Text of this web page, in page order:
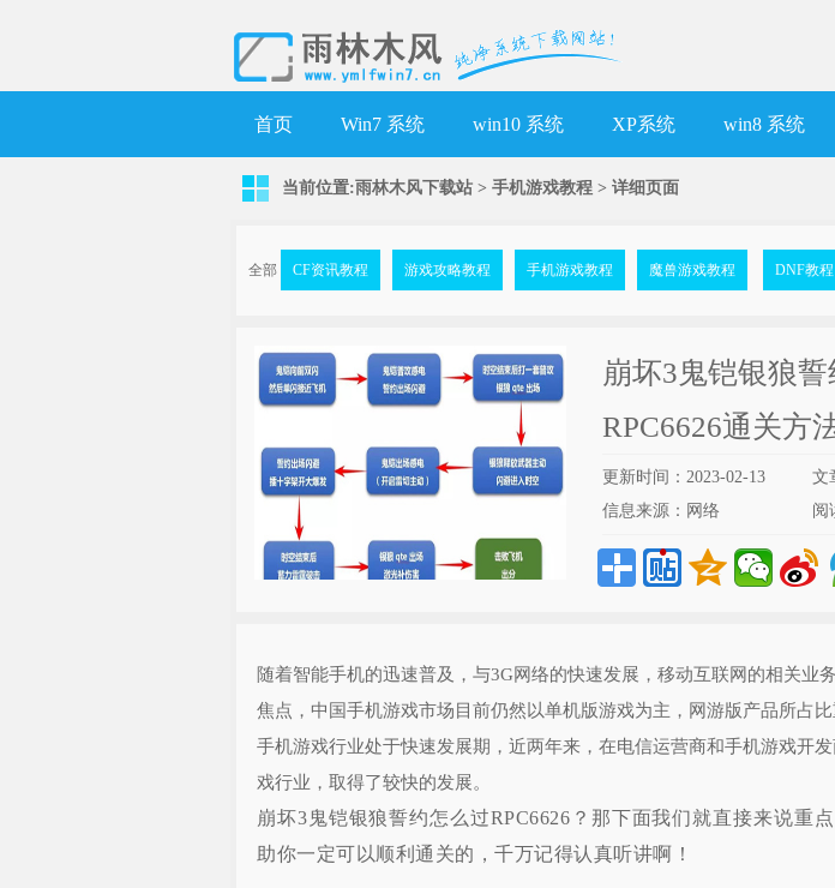
首页 Win7 系统 win10 系统 XP系统 win8 系统
当前位置:雨林木风下载站 > 手机游戏教程 > 详细页面
全部 CF资讯教程 游戏攻略教程 手机游戏教程 魔兽游戏教程 DNF教程
崩坏3鬼铠银狼
RPC6626通关方
更新时间：2023-02-13
文
信息来源：网络
阅
随着智能手机的迅速普及，与3G网络的快速发展，移动互联网的相关业
焦点，中国手机游戏市场目前仍然以单机版游戏为主，网游版产品所占
手机游戏行业处于快速发展期，近两年来，在电信运营商和手机游戏开
戏行业，取得了较快的发展。
崩坏3鬼铠银狼誓约怎么过RPC6626？那下面我们就直接来说重
助你一定可以顺利通关的，千万记得认真听讲啊！